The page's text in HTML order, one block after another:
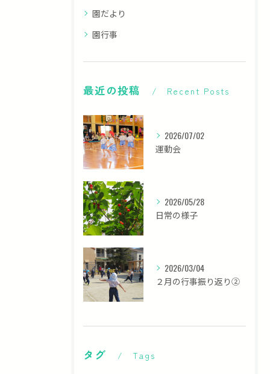
園だより
園行事
最近の投稿 Recent Posts
2026/07/02
運動会
2026/05/28
日常の様子
2026/03/04
２月の行事振り返り②
タグ Tags